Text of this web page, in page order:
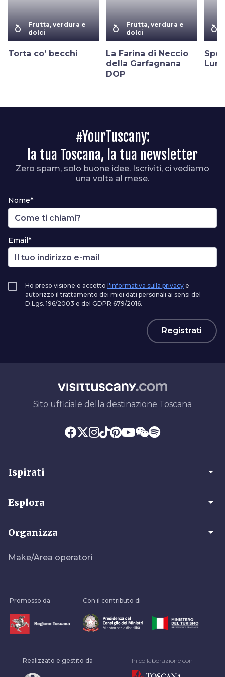
nutrition
Frutta, verdura e
dolci
Torta co’ becchi
nutrition
Frutta, verdura e
dolci
La Farina di Neccio
della Garfagnana
DOP
nutrition
#YourTuscany:
la tua Toscana, la tua newsletter
Zero spam, solo buone idee. Iscriviti, ci vediamo
una volta al mese.
Nome*
Email*
Ho preso visione e accetto l'informativa sulla privacy e
autorizzo il trattamento dei miei dati personali ai sensi del
D.Lgs. 196/2003 e del GDPR 679/2016.
Registrati
Sito ufficiale della destinazione Toscana
Ispirati arrow_drop_down
Esplora arrow_drop_down
Organizza arrow_drop_down
Make/Area operatori
Promosso da Con il contributo di
Realizzato e gestito da In collaborazione con